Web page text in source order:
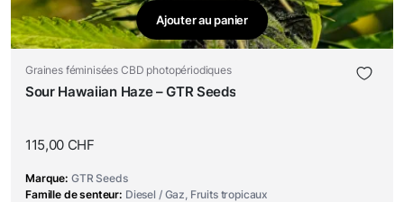
Ajouter au panier
Graines féminisées CBD photopériodiques
Sour Hawaiian Haze – GTR Seeds
115,00 CHF
Marque GTR Seeds
Famille de senteur Diesel / Gaz, Fruits tropicaux